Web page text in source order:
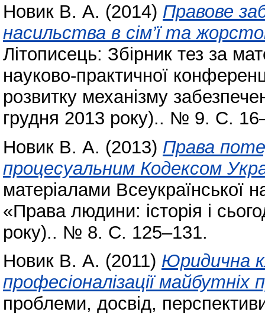
Новик В. А. (2014) Правове
насильства в сім’ї та
Літописець: Збірник тез за
науково-практичної
розвитку механізму
грудня 2013 року).. № 9. С.
Новик В. А. (2013) Права
процесуальним Кодексом
матеріалами Всеукраїнської
«Права людини: історія і
року).. № 8. С. 125–131.
Новик В. А. (2011) Юридична
професіоналізації майбутніх
проблеми, досвід,